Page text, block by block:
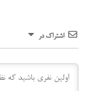
اشتراک در